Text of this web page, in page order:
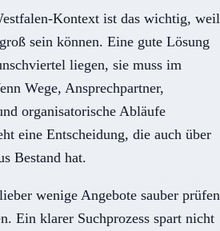
Kontext ist das wichtig, weil
sein können. Eine gute Lösung
liegen, sie muss im
Wege, Ansprechpartner,
organisatorische Abläufe
eine Entscheidung, die auch über
Bestand hat.
wenige Angebote sauber prüfen
Ein klarer Suchprozess spart nicht